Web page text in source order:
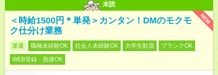
未読
NEW
＜時給1500円＊単発＞カンタン！DMのモクモ
ク仕分け業務
派遣 職種未経験OK 社会人未経験OK 大学生歓迎
ブランクOK
WEB登録・面接OK